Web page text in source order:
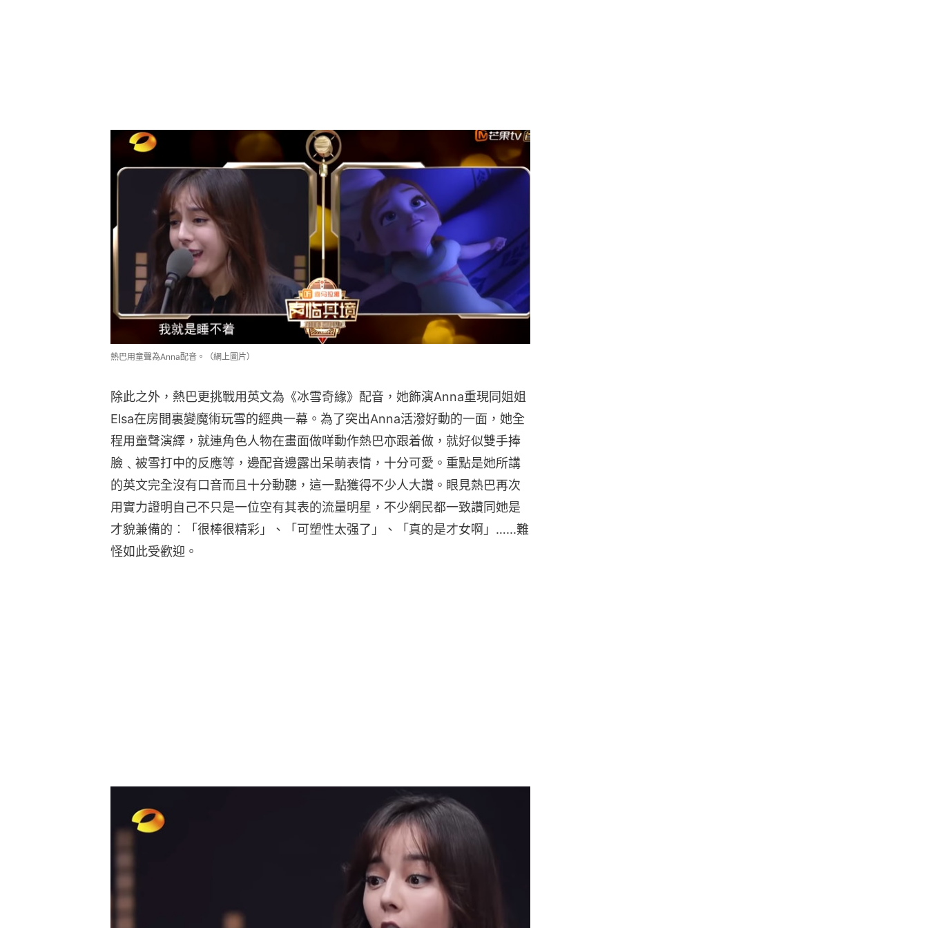
熱巴用童聲為Anna配音。（網上圖片）
除此之外，熱巴更挑戰用英文為《冰雪奇緣》配音，她飾演Anna重現同姐姐
Elsa在房間裏變魔術玩雪的經典一幕。為了突出Anna活潑好動的一面，她全
程用童聲演繹，就連角色人物在畫面做咩動作熱巴亦跟着做，就好似雙手捧
臉﹑被雪打中的反應等，邊配音邊露出呆萌表情，十分可愛。重點是她所講
的英文完全沒有口音而且十分動聽，這一點獲得不少人大讚。眼見熱巴再次
用實力證明自己不只是一位空有其表的流量明星，不少網民都一致讚同她是
才貌兼備的︰「很棒很精彩」、「可塑性太强了」、「真的是才女啊」…...難
怪如此受歡迎。